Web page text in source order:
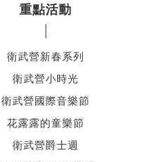
重點活動
衛武營新春系列
衛武營小時光
衛武營國際音樂節
花露露的童樂節
衛武營爵士週